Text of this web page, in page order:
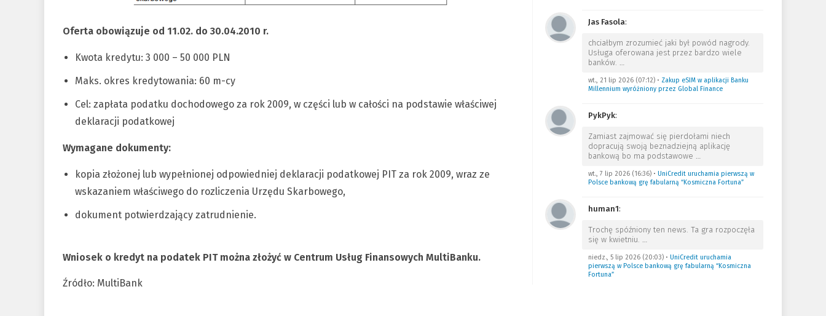
Oferta obowiązuje od 11.02. do 30.04.2010 r.
Kwota kredytu: 3 000 – 50 000 PLN
Maks. okres kredytowania: 60 m-cy
Cel: zapłata podatku dochodowego za rok 2009, w części lub w całości na podstawie właściwej
deklaracji podatkowej
Wymagane dokumenty:
kopia złożonej lub wypełnionej odpowiedniej deklaracji podatkowej PIT za rok 2009, wraz ze
wskazaniem właściwego do rozliczenia Urzędu Skarbowego,
dokument potwierdzający zatrudnienie.
Wniosek o kredyt na podatek PIT można złożyć w Centrum Usług Finansowych MultiBanku.
Źródło: MultiBank
Jas Fasola:
chciałbym zrozumieć jaki był powód nagrody.
Usługa oferowana jest przez bardzo wiele
banków. …
wt., 21 lip 2026 (07:12)• Zakup eSIM w aplikacji Banku
Millennium wyróżniony przez Global Finance
PykPyk:
Zamiast zajmować się pierdołami niech
dopracują swoją beznadziejną aplikację
bankową bo ma podstawowe …
wt., 7 lip 2026 (16:36)• UniCredit uruchamia pierwszą w
Polsce bankową grę fabularną “Kosmiczna Fortuna”
human1:
Trochę spóźniony ten news. Ta gra rozpoczęła
się w kwietniu. …
niedz., 5 lip 2026 (20:03)• UniCredit uruchamia
pierwszą w Polsce bankową grę fabularną “Kosmiczna
Fortuna”